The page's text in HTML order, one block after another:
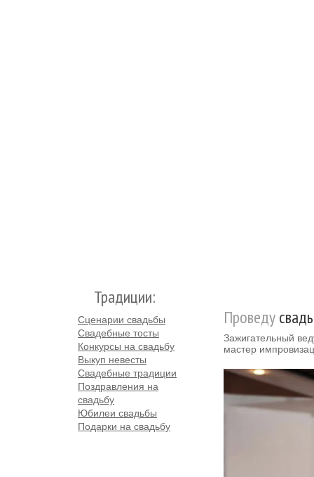
Традиции:
Сценарии свадьбы
Свадебные тосты
Конкурсы на свадьбу
Выкуп невесты
Свадебные традиции
Поздравления на
свадьбу
Юбилеи свадьбы
Подарки на свадьбу
Проведу
Зажигательный
мастер